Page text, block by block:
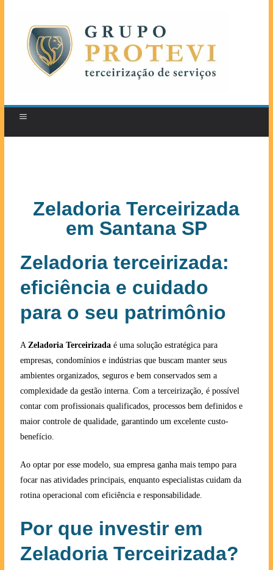
Zeladoria Terceirizada
em Santana SP
Zeladoria terceirizada:
eficiência e cuidado
para o seu patrimônio
A Zeladoria Terceirizadaé uma solução estratégica para
empresas, condomínios e indústrias que buscam manter seus
ambientes organizados, seguros e bem conservados sem a
complexidade da gestão interna. Com a terceirização, é possível
contar com profissionais qualificados, processos bem definidos e
maior controle de qualidade, garantindo um excelente custo-
benefício.
Ao optar por esse modelo, sua empresa ganha mais tempo para
focar nas atividades principais, enquanto especialistas cuidam da
rotina operacional com eficiência e responsabilidade.
Por que investir em
Zeladoria Terceirizada?